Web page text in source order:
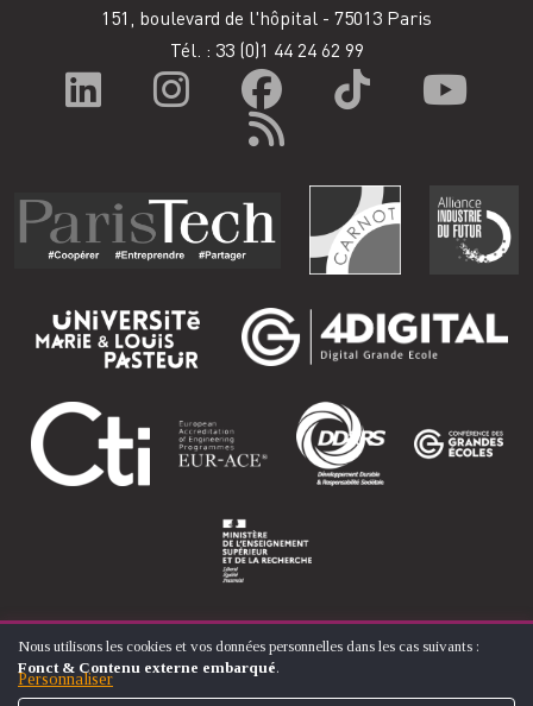
151, boulevard de l'hôpital - 75013 Paris
Tél. : 33 (0)1 44 24 62 99
© ÉCOLE NATIONALE SUPÉRIEURE D'ARTS ET MÉTIERS
UTILISATION
DES
DONNÉES
Nous utilisons les cookies et vos données personnelles dans les cas suivants :
Fonct & Contenu externe embarqué.
Personnaliser